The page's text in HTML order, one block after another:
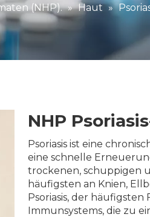
Wirksamkeitsbewertung
Medizin und Biomarker
Kundenstimmen
(NHP). » Haut »
NHP
Psoriasis ist eine
eine schnelle
trockenen, schuppigen
häufigsten an Knien,
Psoriasis, der
Immunsystems, die zu